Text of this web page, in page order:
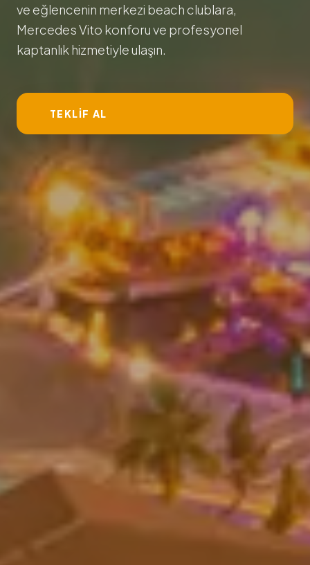
ve eğlencenin merkezi beach clublara,
Mercedes Vito konforu ve profesyonel
kaptanlık hizmetiyle ulaşın.
TEKLIF AL